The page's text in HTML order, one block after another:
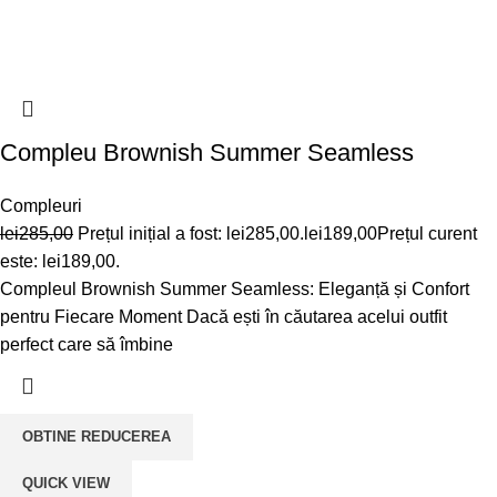
Compleu Brownish Summer Seamless
Compleuri
lei285,00 Prețul inițial a fost: lei285,00. lei189,00Prețul curent
este: lei189,00.
Compleul Brownish Summer Seamless: Eleganță și Confort
pentru Fiecare Moment Dacă ești în căutarea acelui outfit
perfect care să îmbine
OBTINE REDUCEREA
QUICK VIEW